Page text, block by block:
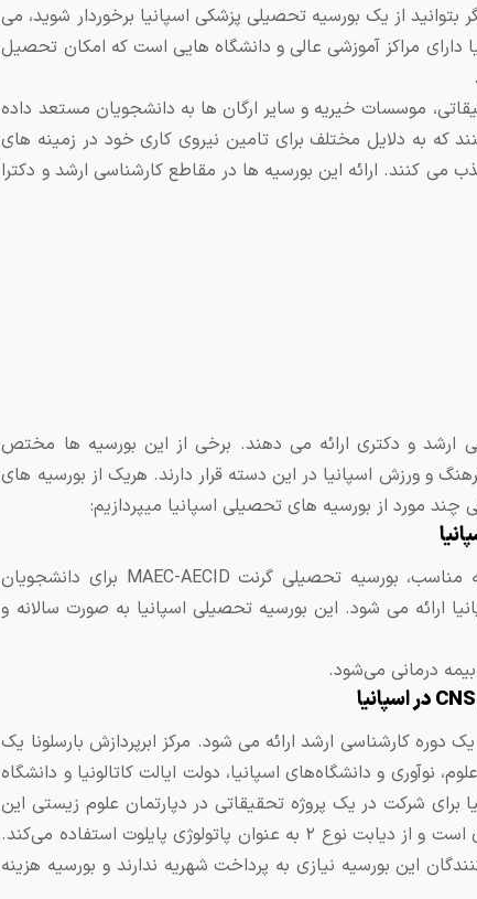
از یک بورسیه تحصیلی پزشکی اسپانیا برخوردار شوید، می
دارای مراکز آموزشی عالی و دانشگاه هایی است که امکان تحصیل
موسسات خیریه و سایر ارگان‌ ها به دانشجویان مستعد داده
که به دلایل مختلف برای تامین نیروی کاری خود در زمینه‌ های
‌کنند. ارائه این بورسیه ‌ها در مقاطع کارشناسی ارشد و دکترا
اگر قصد استفاده از بورسیه های تحصیلی اسپانیا را دارید، یک گزینه مناسب، بورسیه تحصیلی گرنت MAEC-AECID برای دانشجویان
ارائه می ‌شود. این بورسیه تحصیلی اسپانیا به صورت سالانه و
درمانی می‌شود.
دوره کارشناسی ارشد ارائه می ‌شود. مرکز ابرپردازش بارسلونا یک
و دانشگاه‌های اسپانیا، دولت ایالت کاتالونیا و دانشگاه
برای شرکت در یک پروژه تحقیقاتی در دپارتمان علوم زیستی این
این بورسیه نیازی به پرداخت شهریه ندارند و بورسیه هزینه
ثبت‌نام دوره‌ها